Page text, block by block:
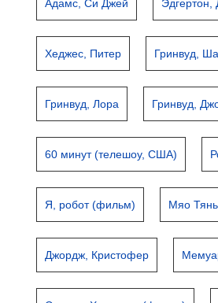
Адамс, Си Джей Эдгертон,
Хеджес, Питер Гринвуд,
Гринвуд, Лора Гринвуд,
60 минут (телешоу, США)
Я, робот (фильм) Мяо Тянь
Джордж, Кристофер